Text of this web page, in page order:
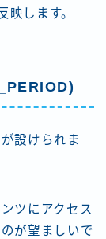
します。
設けられま
ツにアクセス
が望ましいで